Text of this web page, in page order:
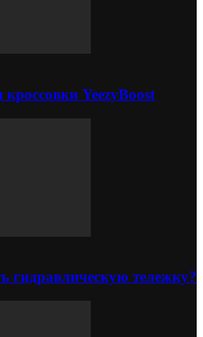
YeezyBoost
гидравлическую тележку?